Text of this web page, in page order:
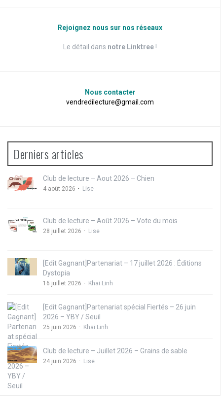
Rejoignez nous sur nos réseaux
Le détail dans notre Linktree !
Nous contacter
vendredilecture@gmail.com
Derniers articles
Club de lecture – Aout 2026 – Chien
4 août 2026 Lise
Club de lecture – Août 2026 – Vote du mois
28 juillet 2026 Lise
[Edit Gagnant]Partenariat – 17 juillet 2026 : Éditions
Dystopia
16 juillet 2026 Khai Linh
[Edit Gagnant]Partenariat spécial Fiertés – 26 juin
2026 – YBY / Seuil
25 juin 2026 Khai Linh
Club de lecture – Juillet 2026 – Grains de sable
24 juin 2026 Lise